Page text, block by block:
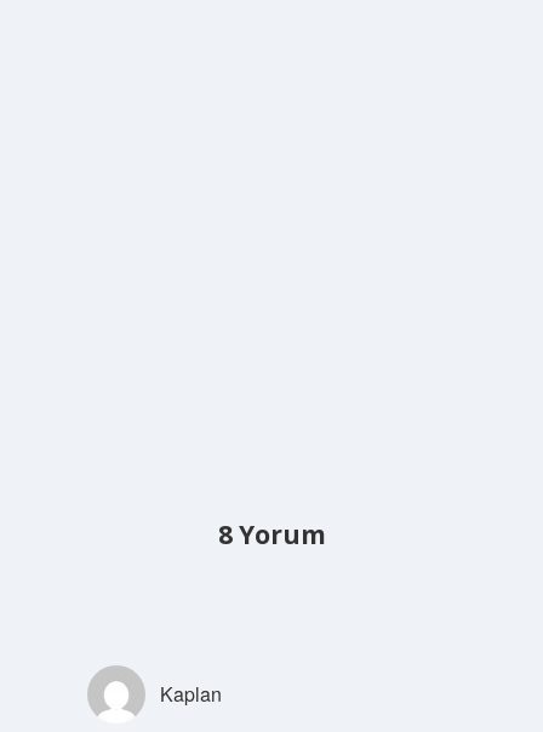
8 Yorum
Kaplan